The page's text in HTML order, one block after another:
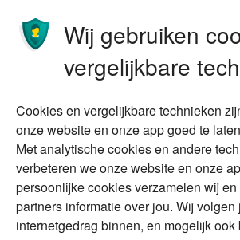
Ondernemen
Stoppen met werken
Wonen
Duurzaam
Vermogensplanning
Tweede huis in
buitenland
DGA
Over
The
Wij gebruiken
vergelijkbare
Cookies en vergelijkbare technieken
onze website en onze app goed te
Met analytische cookies en andere
verbeteren we onze website en onze
persoonlijke cookies verzamelen wij en
partners informatie over jou. Wij volgen
internetgedrag binnen, en mogelijk